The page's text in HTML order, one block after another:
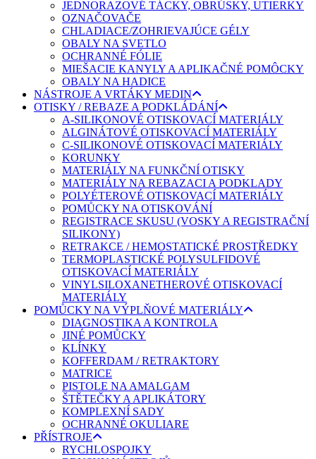
JEDNORAZOVÉ TÁCKY, OBRÚSKY, UTIERKY
OZNAČOVAČE
CHLADIACE/ZOHRIEVAJÚCE GÉLY
OBALY NA SVETLO
OCHRANNÉ FÓLIE
MIEŠACIE KANYLY A APLIKAČNÉ POMÔCKY
OBALY NA HADICE
NÁSTROJE A VRTÁKY MEDIN
OTISKY / REBAZE A PODKLÁDÁNÍ
A-SILIKONOVÉ OTISKOVACÍ MATERIÁLY
ALGINÁTOVÉ OTISKOVACÍ MATERIÁLY
C-SILIKONOVÉ OTISKOVACÍ MATERIÁLY
KORUNKY
MATERIÁLY NA FUNKČNÍ OTISKY
MATERIÁLY NA REBAZACI A PODKLADY
POLYÉTEROVÉ OTISKOVACÍ MATERIÁLY
POMŮCKY NA OTISKOVÁNÍ
REGISTRACE SKUSU (VOSKY A REGISTRAČNÍ
SILIKONY)
RETRAKCE / HEMOSTATICKÉ PROSTŘEDKY
TERMOPLASTICKÉ POLYSULFIDOVÉ
OTISKOVACÍ MATERIÁLY
VINYLSILOXANETHEROVÉ OTISKOVACÍ
MATERIÁLY
POMŮCKY NA VÝPLŇOVÉ MATERIÁLY
DIAGNOSTIKA A KONTROLA
JINÉ POMŮCKY
KLÍNKY
KOFFERDAM / RETRAKTORY
MATRICE
PISTOLE NA AMALGAM
ŠTĚTEČKY A APLIKÁTORY
KOMPLEXNÍ SADY
OCHRANNÉ OKULIARE
PŘÍSTROJE
RYCHLOSPOJKY